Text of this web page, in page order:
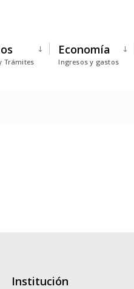
Trámites
Economía
Ingresos y gastos
Institución